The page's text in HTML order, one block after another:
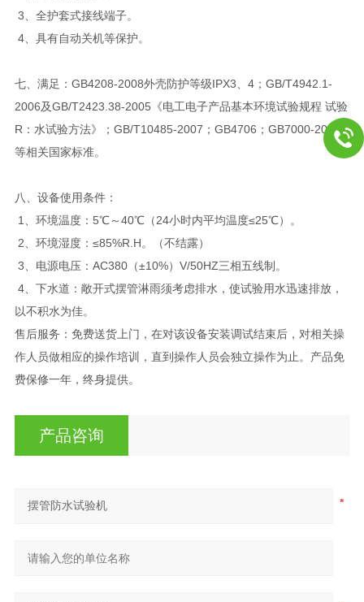
3、全护套式接线端子。
4、具有自动关机等保护。
七、 满足：GB4208-2008外壳防护等级IPX3、4；GB/T4942.1-
2006及GB/T2423.38-2005《电工电子产品基本环境试验规程 试验
R：水试验方法》；GB/T10485-2007；GB4706；GB7000-2007
等相关国家标准。
八、设备使用条件：
1、环境温度：5℃～40℃（24小时内平均温度≤25℃）。
2、环境湿度：≤85%R.H。（不结露）
3、电源电压：AC380（±10%）V/50HZ三相五线制。
4、下水道：敞开式摆管淋雨须考虑排水，使试验用水迅速排放，
以不积水为佳。
售后服务：免费送货上门，在对该设备安装调试结束后，对相关操
作人员做相应的操作培训，直到操作人员会独立操作为止。产品免
费保修一年，终身提供。
产品咨询